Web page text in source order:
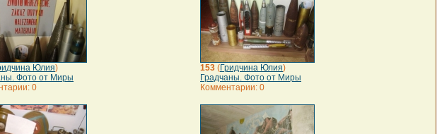
Юлия)
Фото от Миры
0
153 (Гридчина Юлия)
Градчаны. Фото от Миры
Комментарии: 0